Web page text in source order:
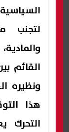
لتجنب
القائم
ونظيره
هذا
التحرك